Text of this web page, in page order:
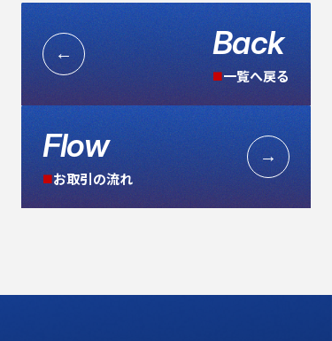
← Back
■一覧へ戻る
Flow
■お取引の流れ
→